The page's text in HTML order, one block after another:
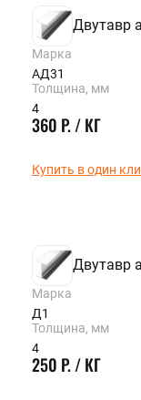
Двутавр
Марка
АД31
Толщина, мм
4
360 Р. / КГ
Купить в один
Двутавр
Марка
Д1
Толщина, мм
4
250 Р. / КГ